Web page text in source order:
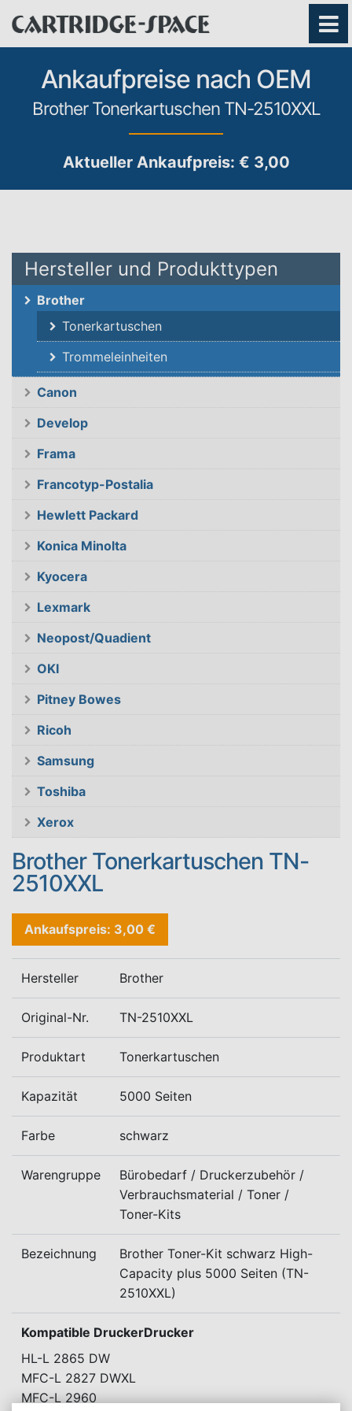
Ankaufpreise nach OEM
Brother Tonerkartuschen TN-2510XXL
Aktueller Ankaufpreis: € 3,00
Hersteller und Produkttypen
Brother
Tonerkartuschen
Trommeleinheiten
Canon
Develop
Frama
Francotyp-Postalia
Hewlett Packard
Konica Minolta
Kyocera
Lexmark
Neopost/Quadient
OKI
Pitney Bowes
Ricoh
Samsung
Toshiba
Xerox
Brother Tonerkartuschen TN-
2510XXL
Ankaufspreis: 3,00 €
Hersteller Brother
Original-Nr. TN-2510XXL
Produktart Tonerkartuschen
Kapazität 5000 Seiten
Farbe schwarz
Warengruppe
Bürobedarf / Druckerzubehör /
Verbrauchsmaterial / Toner /
Toner-Kits
Bezeichnung
Brother Toner-Kit schwarz High-
Capacity plus 5000 Seiten (TN-
2510XXL)
Kompatible DruckerDrucker
HL-L 2865 DW
MFC-L 2827 DWXL
MFC-L 2960